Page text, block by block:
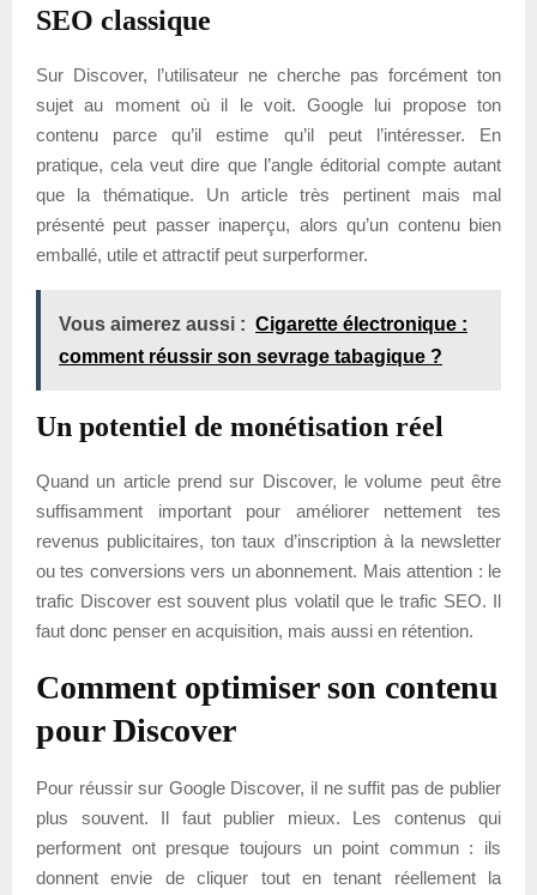
SEO classique
Sur Discover, l’utilisateur ne cherche pas forcément ton
sujet au moment où il le voit. Google lui propose ton
contenu parce qu’il estime qu’il peut l’intéresser. En
pratique, cela veut dire que l’angle éditorial compte autant
que la thématique. Un article très pertinent mais mal
présenté peut passer inaperçu, alors qu’un contenu bien
emballé, utile et attractif peut surperformer.
Vous aimerez aussi : Cigarette électronique :
comment réussir son sevrage tabagique ?
Un potentiel de monétisation réel
Quand un article prend sur Discover, le volume peut être
suffisamment important pour améliorer nettement tes
revenus publicitaires, ton taux d’inscription à la newsletter
ou tes conversions vers un abonnement. Mais attention : le
trafic Discover est souvent plus volatil que le trafic SEO. Il
faut donc penser en acquisition, mais aussi en rétention.
Comment optimiser son contenu
pour Discover
Pour réussir sur Google Discover, il ne suffit pas de publier
plus souvent. Il faut publier mieux. Les contenus qui
performent ont presque toujours un point commun : ils
donnent envie de cliquer tout en tenant réellement la